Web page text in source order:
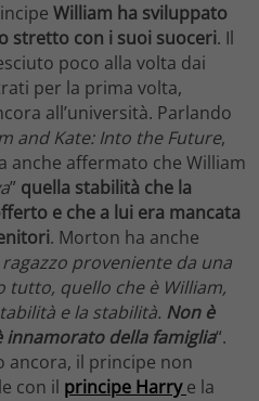
William ha sviluppato
stretto con i suoi suoceri. Il
poco alla volta dai
per la prima volta,
all’università. Parlando
and Kate: Into the Future,
anche affermato che William
” quella stabilità che la
e che a lui era mancata
. Morton ha anche
proveniente da una
tutto, quello che è William,
e la stabilità. Non è
innamorato della famiglia“.
ancora, il principe non
con il principe Harrye la